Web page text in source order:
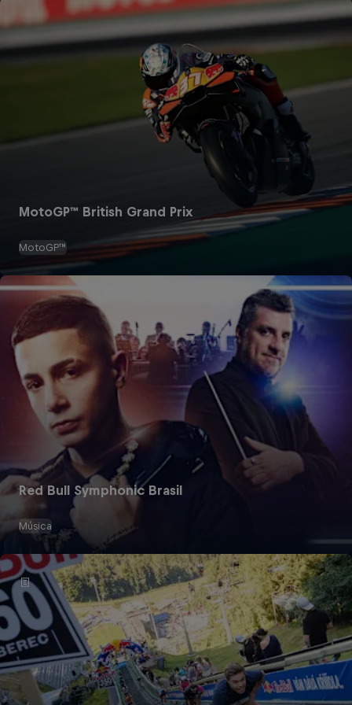
MotoGP™ British Grand Prix
MotoGP™
Red Bull Symphonic Brasil
Música